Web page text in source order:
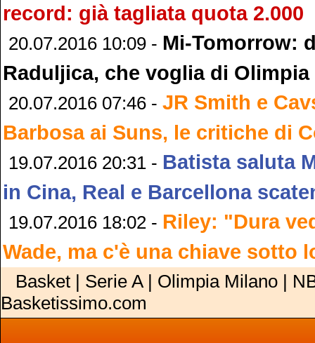
record: già tagliata quota 2.000
20.07.2016 10:09 - Mi-Tomorrow:
Raduljica, che voglia di Olimpia
20.07.2016 07:46 - JR Smith e
Barbosa ai Suns, le critiche di
19.07.2016 20:31 - Batista saluta
in Cina, Real e Barcellona
19.07.2016 18:02 - Riley: "Dura
Wade, ma c'è una chiave sotto
Basket | Serie A | Olimpia Milano |
Basketissimo.com